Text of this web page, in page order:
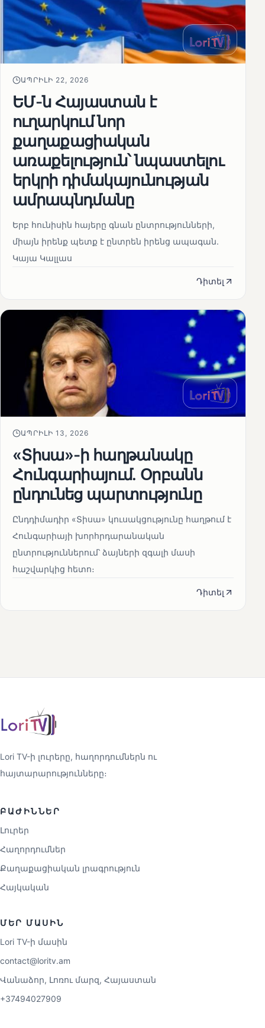
ԱՊՐԻԼԻ 22, 2026
ԵՄ-ն Հայաստան է
ուղարկում նոր
քաղաքացիական
առաքելություն՝ նպաստելու
երկրի դիմակայունության
ամրապնդմանը
Երբ հունիսին հայերը գնան ընտրությունների,
միայն իրենք պետք է ընտրեն իրենց ապագան.
Կայա Կալլաս
Դիտել
ԱՊՐԻԼԻ 13, 2026
«Տիսա»-ի հաղթանակը
Հունգարիայում․ Օրբանն
ընդունեց պարտությունը
Ընդդիմադիր «Տիսա» կուսակցությունը հաղթում է
Հունգարիայի խորհրդարանական
ընտրություններում՝ ձայների զգալի մասի
հաշվարկից հետո։
Դիտել
Lori TV-ի լուրերը, հաղորդումներն ու
հայտարարությունները։
ԲԱԺԻՆՆԵՐ
Լուրեր
Հաղորդումներ
Քաղաքացիական լրագրություն
Հայկական
ՄԵՐ ՄԱՍԻՆ
Lori TV-ի մասին
contact@loritv.am
Վանաձոր, Լոռու մարզ, Հայաստան
+37494027909